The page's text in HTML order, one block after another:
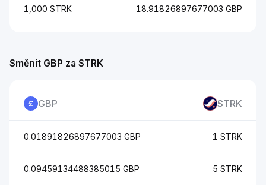
1,000 STRK 18.91826897677003 GBP
Směnit GBP za STRK
GBP STRK
0.01891826897677003 GBP 1 STRK
0.09459134488385015 GBP 5 STRK